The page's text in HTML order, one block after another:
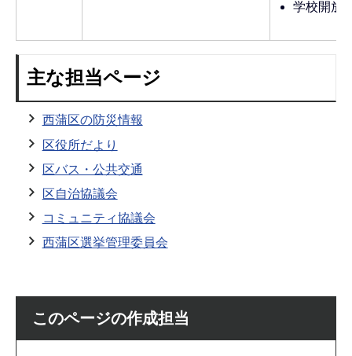
学校開放
主な担当ページ
西蒲区の防災情報
区役所だより
区バス・公共交通
区自治協議会
コミュニティ協議会
西蒲区選挙管理委員会
このページの作成担当